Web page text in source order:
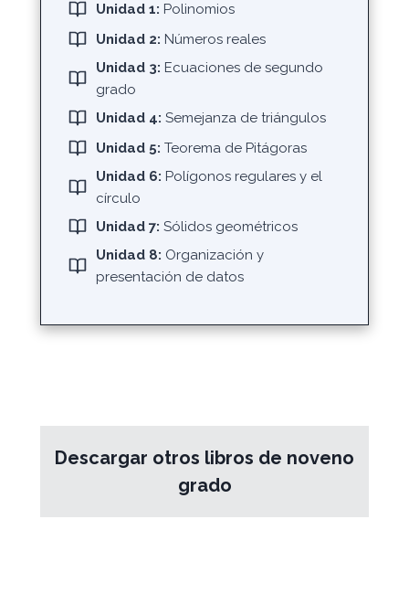
Unidad 1: Polinomios
Unidad 2: Números reales
Unidad 3: Ecuaciones de segundo
grado
Unidad 4: Semejanza de triángulos
Unidad 5: Teorema de Pitágoras
Unidad 6: Polígonos regulares y el
círculo
Unidad 7: Sólidos geométricos
Unidad 8: Organización y
presentación de datos
Descargar otros libros de noveno
grado